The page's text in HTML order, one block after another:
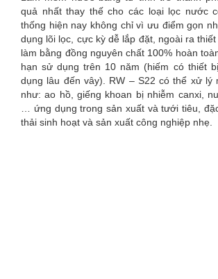
quả nhất thay thế cho các loại lọc nước
thống hiện nay không chỉ vì ưu điểm gọn
dụng lõi lọc, cực kỳ dễ lắp đặt, ngoài ra
làm bằng đồng nguyên chất 100% hoàn
hạn sử dụng trên 10 năm (hiếm có thiết
dụng lâu đến vây). RW – S22 có thể xử lý
như: ao hồ, giếng khoan bị nhiễm canxi,
… ứng dụng trong sản xuất và tưới tiêu,
thải sinh hoạt và sản xuất công nghiệp nhẹ.